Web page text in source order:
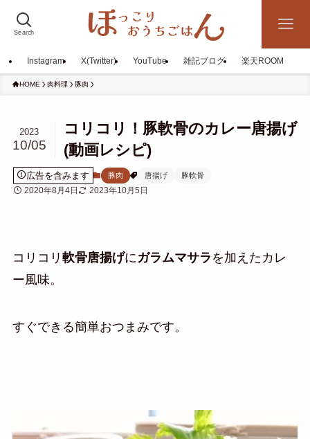
Search
Instagram X(Twitter) YouTube 雑記ブログ 楽天ROOM
HOME 肉料理 豚肉
コリコリ！豚軟骨のカレー唐揚げ
(動画レシピ)
2023
10/05
広告を含みます 豚肉 唐揚げ 豚軟骨
2020年8月4日 2023年10月5日
コリコリ 軟骨唐揚げにガラムマサラ を加えたカレ
ー風味。
すぐできる簡単おつまみです。